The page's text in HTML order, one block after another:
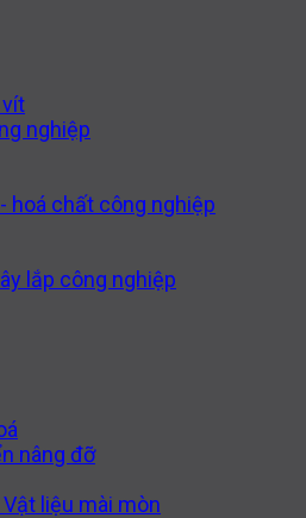
nghiệp
hoá chất công nghiệp
lắp công nghiệp
nâng đỡ
liệu mài mòn